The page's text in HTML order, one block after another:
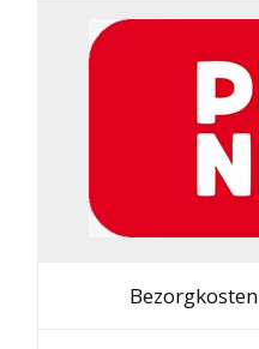
Bezorgkosten